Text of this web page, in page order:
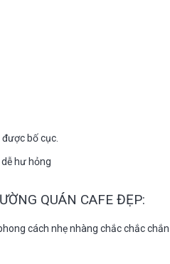
bố cục.
hư hỏng
QUÁN CAFE ĐẸP:
cách nhẹ nhàng chắc chắc